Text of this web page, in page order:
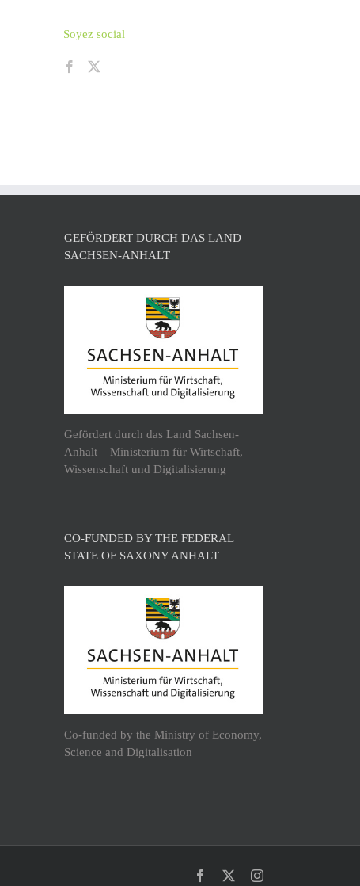
Soyez social
GEFÖRDERT DURCH DAS LAND
SACHSEN-ANHALT
Gefördert durch das Land Sachsen-
Anhalt – Ministerium für Wirtschaft,
Wissenschaft und Digitalisierung
CO-FUNDED BY THE FEDERAL
STATE OF SAXONY ANHALT
Co-funded by the Ministry of Economy,
Science and Digitalisation
Facebook Instagram